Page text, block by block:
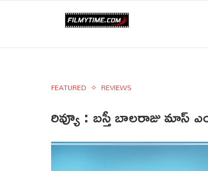
FEATURED REVIEWS
రివ్యూ : బస్తీ బాలరాజు మాస్‌